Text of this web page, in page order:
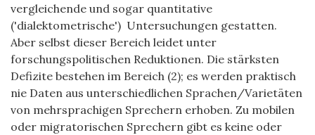
vergleichende und sogar quantitative
('dialektometrische') Untersuchungen gestatten.
Aber selbst dieser Bereich leidet unter
forschungspolitischen Reduktionen. Die stärksten
Defizite bestehen im Bereich (2); es werden praktisch
nie Daten aus unterschiedlichen Sprachen/Varietäten
von mehrsprachigen Sprechern erhoben. Zu mobilen
oder migratorischen Sprechern gibt es keine oder